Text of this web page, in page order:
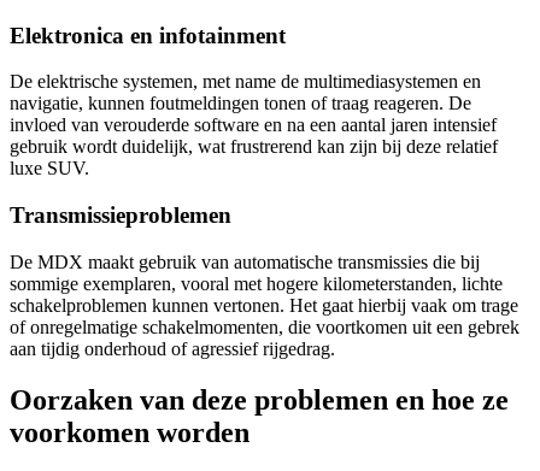
Elektronica en infotainment
De elektrische systemen, met name de multimediasystemen en
navigatie, kunnen foutmeldingen tonen of traag reageren. De
invloed van verouderde software en na een aantal jaren intensief
gebruik wordt duidelijk, wat frustrerend kan zijn bij deze relatief
luxe SUV.
Transmissieproblemen
De MDX maakt gebruik van automatische transmissies die bij
sommige exemplaren, vooral met hogere kilometerstanden, lichte
schakelproblemen kunnen vertonen. Het gaat hierbij vaak om trage
of onregelmatige schakelmomenten, die voortkomen uit een gebrek
aan tijdig onderhoud of agressief rijgedrag.
Oorzaken van deze problemen en hoe ze
voorkomen worden